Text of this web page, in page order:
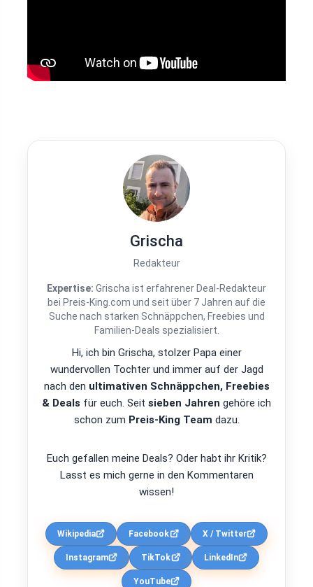
Grischa
Redakteur
Expertise: Grischa ist erfahrener Deal-Redakteur
bei Preis-King.com und seit über 7 Jahren auf die
Suche nach starken Schnäppchen, Freebies und
Familien-Deals spezialisiert.
Hi, ich bin Grischa, stolzer Papa einer
wundervollen Tochter und immer auf der Jagd
nach den ultimativen Schnäppchen, Freebies
& Deals für euch. Seit sieben Jahren gehöre ich
schon zum Preis-King Team dazu.
Euch gefallen meine Deals? Oder habt ihr Kritik?
Lasst es mich gerne in den Kommentaren
wissen!
Wikipedia Facebook X / Twitter
Instagram TikTok LinkedIn
YouTube